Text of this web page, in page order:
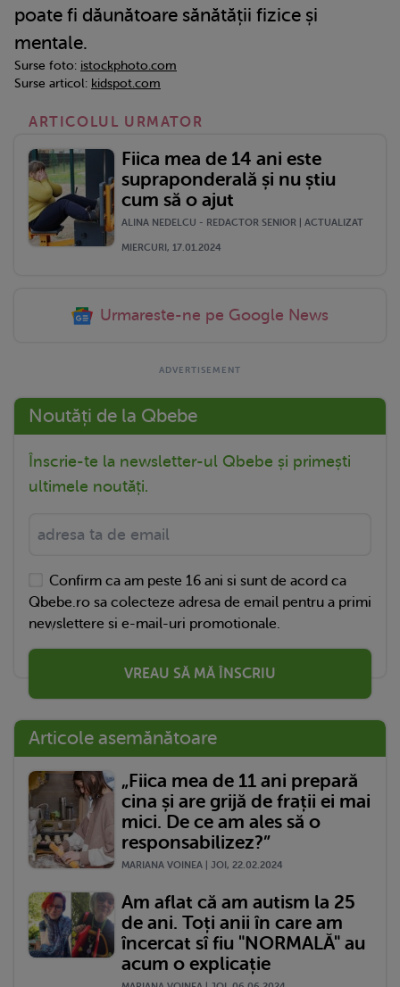
poate fi dăunătoare sănătății fizice și
mentale.
Surse foto: istockphoto.com
Surse articol: kidspot.com
ARTICOLUL URMATOR
Fiica mea de 14 ani este
supraponderală și nu știu
cum să o ajut
ALINA NEDELCU - REDACTOR SENIOR | ACTUALIZAT
MIERCURI, 17.01.2024
Urmareste-ne pe Google News
Noutăți de la Qbebe
Înscrie-te la newsletter-ul Qbebe și primești
ultimele noutăți.
Confirm ca am peste 16 ani si sunt de acord ca
Qbebe.ro sa colecteze adresa de email pentru a primi
newslettere si e-mail-uri promotionale.
VREAU SĂ MĂ ÎNSCRIU
Articole asemănătoare
„Fiica mea de 11 ani prepară
cina și are grijă de frații ei mai
mici. De ce am ales să o
responsabilizez?”
MARIANA VOINEA | JOI, 22.02.2024
Am aflat că am autism la 25
de ani. Toți anii în care am
încercat sî fiu "NORMALĂ" au
acum o explicație